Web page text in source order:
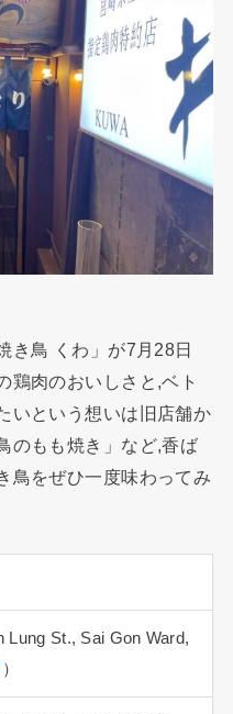
き鳥 くわ」が7月28日
鶏肉のおいしさと,ベト
いという想いは旧店舗か
のもも焼き」など,香ば
鳥をぜひ一度味わってみ
Lung St., Sai Gon Ward,
）